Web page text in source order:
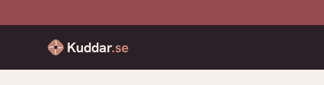
Kuddar.se